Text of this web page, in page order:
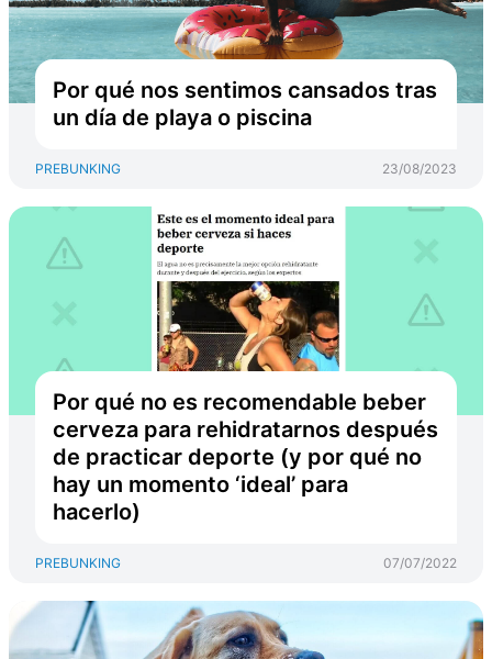
Por qué nos sentimos cansados tras
un día de playa o piscina
PREBUNKING 23/08/2023
Por qué no es recomendable beber
cerveza para rehidratarnos después
de practicar deporte (y por qué no
hay un momento ‘ideal’ para
hacerlo)
PREBUNKING 07/07/2022